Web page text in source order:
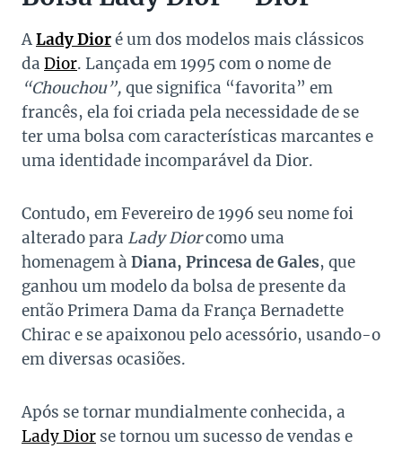
ALady Dioré um dos modelos mais clássicos
da Dior. Lançada em 1995 com o nome de
“Chouchou”, que significa “favorita” em
francês, ela foi criada pela necessidade de se
ter uma bolsa com características marcantes e
uma identidade incomparável da Dior.
Contudo, em Fevereiro de 1996 seu nome foi
alterado para Lady Diorcomo uma
homenagem à Diana, Princesa de Gales, que
ganhou um modelo da bolsa de presente da
então Primera Dama da França Bernadette
Chirac e se apaixonou pelo acessório, usando-o
em diversas ocasiões.
Após se tornar mundialmente conhecida, a
Lady Dior se tornou um sucesso de vendas e